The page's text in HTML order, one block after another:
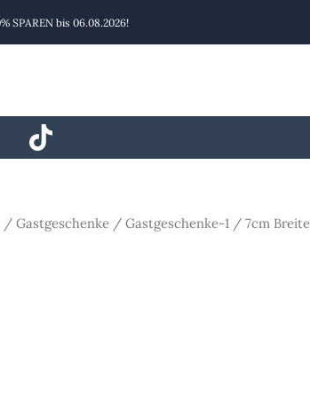
SPAREN bis 06.08.2026!
/ Gastgeschenke / Gastgeschenke-1 / 7cm Breite